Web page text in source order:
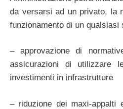
da versarsi ad un privato, la
funzionamento di un qualsiasi
– approvazione di
assicurazioni di utilizzare
investimenti in infrastrutture
– riduzione dei maxi-appalti